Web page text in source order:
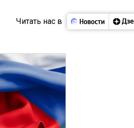
Читать нас в